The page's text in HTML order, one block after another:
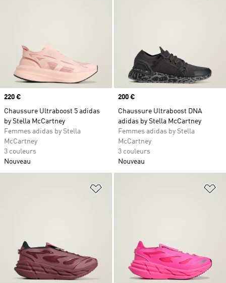
Prix
220 €
Chaussure Ultraboost 5 adidas
by Stella McCartney
Femmes adidas by Stella
McCartney
3 couleurs
Nouveau
Prix
200 €
Chaussure Ultraboost DNA
adidas by Stella McCartney
Femmes adidas by Stella
McCartney
3 couleurs
Nouveau
Ajouter à la Liste de produits